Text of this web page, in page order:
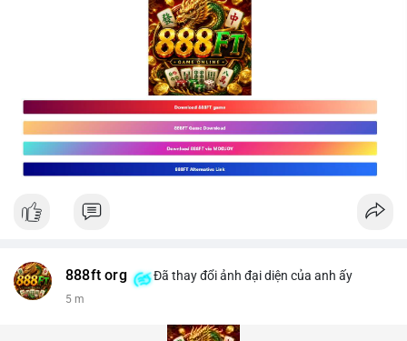
888ft org Đã thay đổi ảnh đại diện của anh ấy
5 m